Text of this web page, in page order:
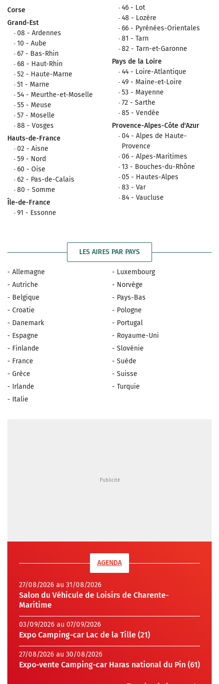
Corse
Grand-Est
08 - Ardennes
10 - Aube
67 - Bas-Rhin
68 - Haut-Rhin
52 - Haute-Marne
51 - Marne
54 - Meurthe-et-Moselle
55 - Meuse
57 - Moselle
88 - Vosges
Hauts-de-France
02 - Aisne
59 - Nord
60 - Oise
62 - Pas-de-Calais
80 - Somme
Île-de-France
91 - Essonne
46 - Lot
48 - Lozère
66 - Pyrénées-Orientales
81 - Tarn
82 - Tarn-et-Garonne
Pays de la Loire
44 - Loire-Atlantique
49 - Maine-et-Loire
53 - Mayenne
72 - Sarthe
85 - Vendée
Provence-Alpes-Côte d'Azur
04 - Alpes de Haute-
Provence
06 - Alpes-Maritimes
13 - Bouches-du-Rhône
05 - Hautes-Alpes
83 - Var
84 - Vaucluse
LES AIRES PAR PAYS
- Allemagne
- Autriche
- Belgique
- Croatie
- Danemark
- Espagne
- Finlande
- France
- Grèce
- Irlande
- Italie
- Luxembourg
- Norvège
- Pays-Bas
- Pologne
- Portugal
- Royaume-Uni
- Slovénie
- Suède
- Suisse
- Turquie
AGENDA
27/08/2026 au 31/08/2026
Salon du Véhicule de Loisirs de Charente-
Maritime
03/09/2026 au 07/09/2026
Expo Camping-car Lac de la Tille (21)
27/08/2026 au 30/08/2026
Expo-vente Camping-car Haras national du Pin (61)